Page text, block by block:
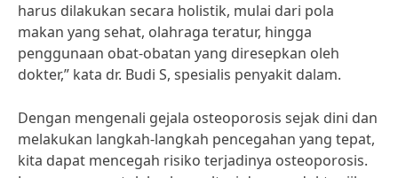
harus dilakukan secara holistik, mulai dari pola
makan yang sehat, olahraga teratur, hingga
penggunaan obat-obatan yang diresepkan oleh
dokter,” kata dr. Budi S, spesialis penyakit dalam.
Dengan mengenali gejala osteoporosis sejak dini dan
melakukan langkah-langkah pencegahan yang tepat,
kita dapat mencegah risiko terjadinya osteoporosis.